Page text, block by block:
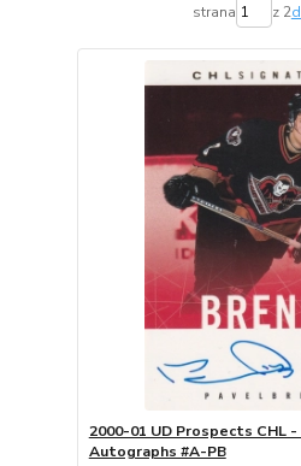
strana z 2
2000-01 UD Prospects CHL
Autographs #A-PB